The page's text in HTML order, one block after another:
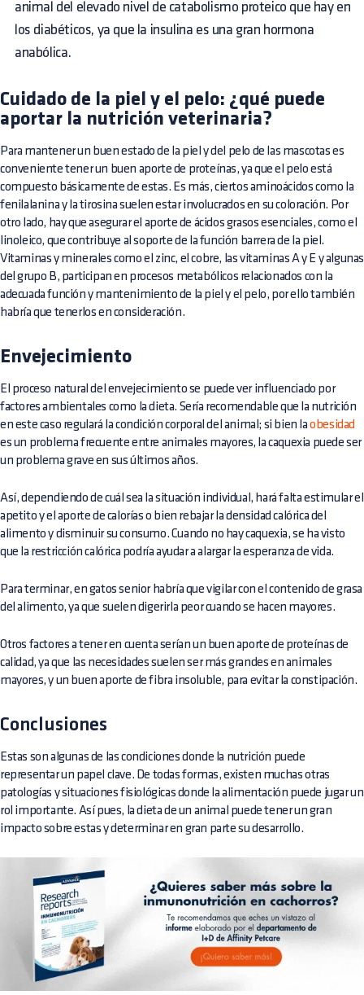
animal del elevado nivel de catabolismo proteico que hay en
los diabéticos, ya que la insulina es una gran hormona
anabólica.
Cuidado de la piel y el pelo: ¿qué puede
aportar la nutrición veterinaria?
Para mantener un buen estado de la piel y del pelo de las mascotas es
conveniente tener un buen aporte de proteínas, ya que el pelo está
compuesto básicamente de estas. Es más, ciertos aminoácidos como la
fenilalanina y la tirosina suelen estar involucrados en su coloración. Por
otro lado, hay que asegurar el aporte de ácidos grasos esenciales, como el
linoleico, que contribuye al soporte de la función barrera de la piel.
Vitaminas y minerales como el zinc, el cobre, las vitaminas A y E y algunas
del grupo B, participan en procesos metabólicos relacionados con la
adecuada función y mantenimiento de la piel y el pelo, por ello también
habría que tenerlos en consideración.
Envejecimiento
El proceso natural del envejecimiento se puede ver influenciado por
factores ambientales como la dieta. Sería recomendable que la nutrición
en este caso regulará la condición corporal del animal; si bien laobesidad
es un problema frecuente entre animales mayores, la caquexia puede ser
un problema grave en sus últimos años.
Así, dependiendo de cuál sea la situación individual, hará falta estimular el
apetito y el aporte de calorías o bien rebajar la densidad calórica del
alimento y disminuir su consumo. Cuando no hay caquexia, se ha visto
que la restricción calórica podría ayudar a alargar la esperanza de vida.
Para terminar, en gatos senior habría que vigilar con el contenido de grasa
del alimento, ya que suelen digerirla peor cuando se hacen mayores.
Otros factores a tener en cuenta serían un buen aporte de proteínas de
calidad, ya que las necesidades suelen ser más grandes en animales
mayores, y un buen aporte de fibra insoluble, para evitar la constipación.
Conclusiones
Estas son algunas de las condiciones donde la nutrición puede
representar un papel clave. De todas formas, existen muchas otras
patologías y situaciones fisiológicas donde la alimentación puede jugar un
rol importante. Así pues, la dieta de un animal puede tener un gran
impacto sobre estas y determinar en gran parte su desarrollo.